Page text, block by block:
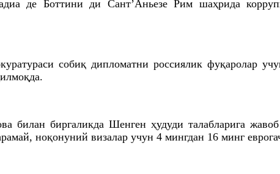
де Боттини ди Сант’Аньезе Рим шаҳрида
собиқ дипломатни россиялик фуқаролар
билан биргаликда Шенген ҳудуди талабларига
ноқонуний визалар учун 4 мингдан 16 минг